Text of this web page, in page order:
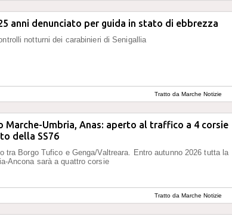
anni denunciato per guida in stato di ebbrezza
notturni dei carabinieri di Senigallia
Tratto da Marche Notizie
Marche-Umbria, Anas: aperto al traffico a 4 corsie
della SS76
tra Borgo Tufico e Genga/Valtreara. Entro autunno 2026 tutta la
Ancona sarà a quattro corsie
Tratto da Marche Notizie